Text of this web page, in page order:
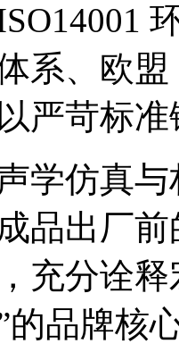
系、欧
严苛标
学仿真
品出厂
充分诠
的品牌核